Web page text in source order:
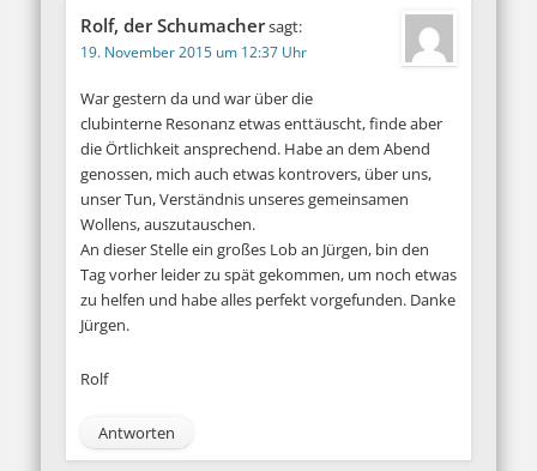
Rolf, der Schumachersagt:
19. November 2015 um 12:37 Uhr
War gestern da und war über die
clubinterne Resonanz etwas enttäuscht, finde aber
die Örtlichkeit ansprechend. Habe an dem Abend
genossen, mich auch etwas kontrovers, über uns,
unser Tun, Verständnis unseres gemeinsamen
Wollens, auszutauschen.
An dieser Stelle ein großes Lob an Jürgen, bin den
Tag vorher leider zu spät gekommen, um noch etwas
zu helfen und habe alles perfekt vorgefunden. Danke
Jürgen.
Rolf
Antworten